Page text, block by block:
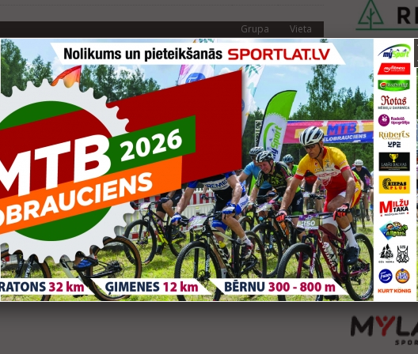
Grupa
Vieta
21,0975 km V30 163.
Grupa
Vieta
Vaidavas ezeram 2014
V30
17.
V30 150.
Grupa
Vieta
maratons
km V30
81.
Vaidavas ezeram
V30 16.